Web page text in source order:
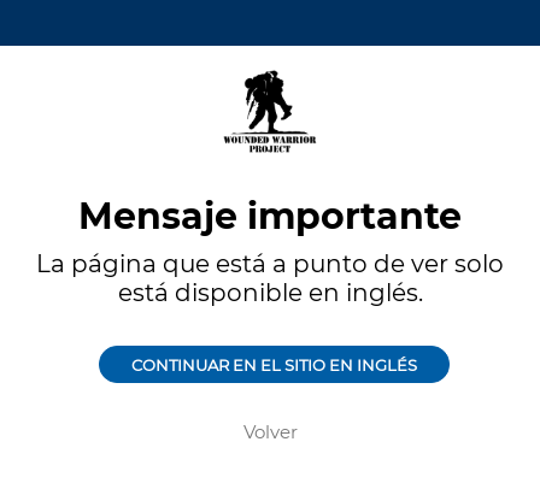
Mensaje importante
La página que está a punto de ver solo
está disponible en inglés.
CONTINUAR EN EL SITIO EN INGLÉS
Volver